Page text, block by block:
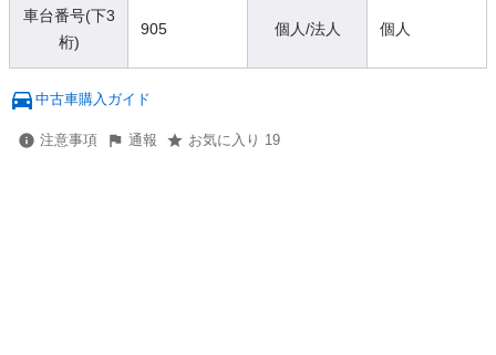
車台番号(下3
桁)
905 個人/法人 個人
中古車購入ガイド
注意事項 通報 お気に入り 19